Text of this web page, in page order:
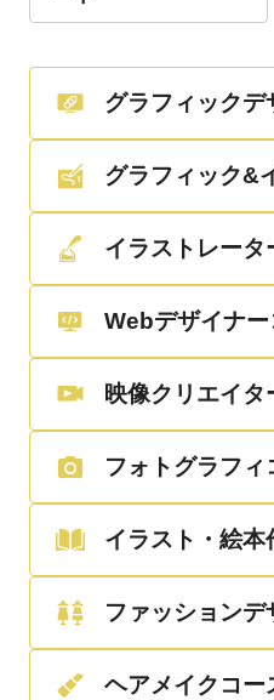
グラフィックデ
グラフィック&
イラストレータ
Webデザイナー
映像クリエイタ
フォトグラフィ
イラスト・絵本
ファッションデ
ヘアメイクコー